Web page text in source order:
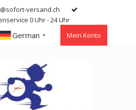
versand.ch
0 Uhr - 24 Uhr
German ▼ Mein Konto